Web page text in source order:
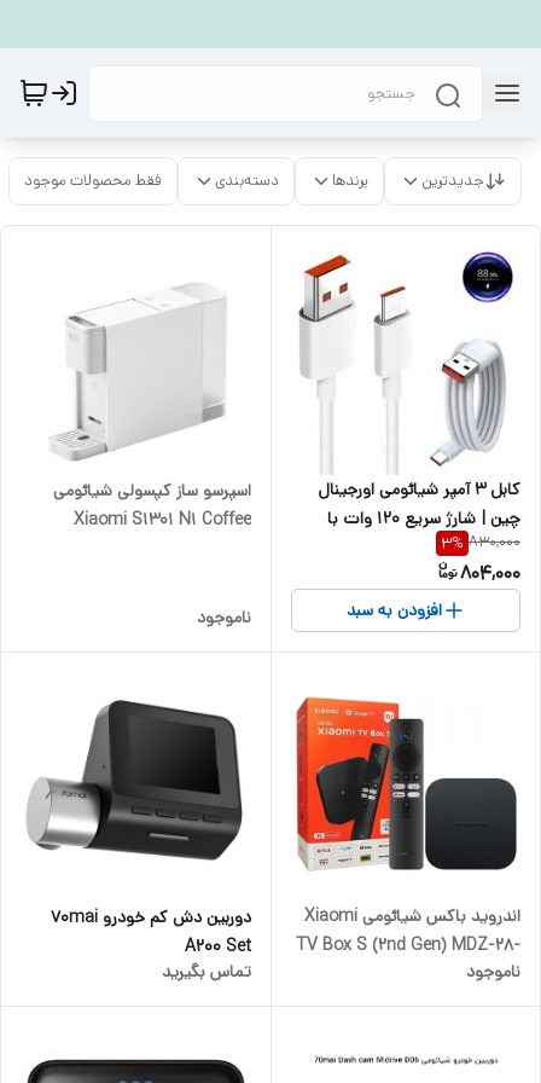
جدیدترین برندها دسته‌بندی فقط محصولات موجود
کابل 3 آمپر شیائومی اورجینال
چین | شارژ سریع 120 وات با
دستگاه‌ها
830,000
3%
804,000
افزودن به سبد
اسپرسو ساز کپسولی شیائومی
‏Xiaomi S1301 N1 Coffee
ناموجود
اندروید باکس شیائومی Xiaomi
TV Box S (2nd Gen) MDZ-28-
AA
ناموجود
دوربین دش کم خودرو 70mai
A200 Set
تماس بگیرید